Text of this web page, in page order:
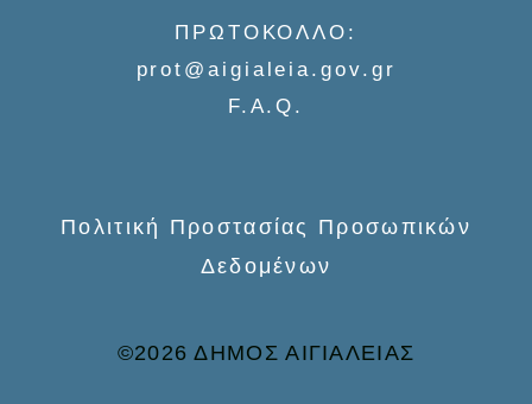
ΠΡΩΤΟΚΟΛΛΟ:
prot@aigialeia.gov.gr
F.A.Q.
Πολιτική Προστασίας Προσωπικών
Δεδομένων
©2026 ΔΗΜΟΣ ΑΙΓΙΑΛΕΙΑΣ